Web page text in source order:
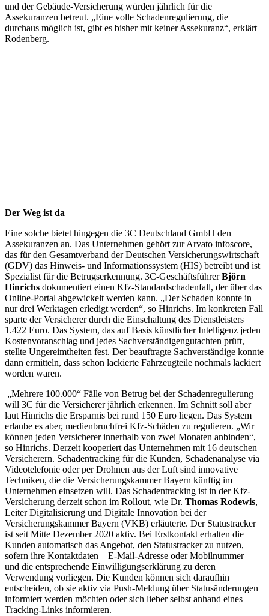
und der Gebäude-Versicherung würden jährlich für die
Assekuranzen betreut. „Eine volle Schadenregulierung, die
durchaus möglich ist, gibt es bisher mit keiner Assekuranz“, erklärt
Rodenberg.
Der Weg ist da
Eine solche bietet hingegen die 3C Deutschland GmbH den
Assekuranzen an. Das Unternehmen gehört zur Arvato infoscore,
das für den Gesamtverband der Deutschen Versicherungswirtschaft
(GDV) das Hinweis- und Informationssystem (HIS) betreibt und ist
Spezialist für die Betrugserkennung. 3C-GeschäftsführerBjörn
Hinrichs dokumentiert einen Kfz-Standardschadenfall, der über das
Online-Portal abgewickelt werden kann. „Der Schaden konnte in
nur drei Werktagen erledigt werden“, so Hinrichs. Im konkreten Fall
sparte der Versicherer durch die Einschaltung des Dienstleisters
1.422 Euro. Das System, das auf Basis künstlicher Intelligenz jeden
Kostenvoranschlag und jedes Sachverständigengutachten prüft,
stellte Ungereimtheiten fest. Der beauftragte Sachverständige konnte
dann ermitteln, dass schon lackierte Fahrzeugteile nochmals lackiert
worden waren.
„Mehrere 100.000“ Fälle von Betrug bei der Schadenregulierung
will 3C für die Versicherer jährlich erkennen. Im Schnitt soll aber
laut Hinrichs die Ersparnis bei rund 150 Euro liegen. Das System
erlaube es aber, medienbruchfrei Kfz-Schäden zu regulieren. „Wir
können jeden Versicherer innerhalb von zwei Monaten anbinden“,
so Hinrichs. Derzeit kooperiert das Unternehmen mit 16 deutschen
Versicherern. Schadentracking für die Kunden, Schadenanalyse via
Videotelefonie oder per Drohnen aus der Luft sind innovative
Techniken, die die Versicherungskammer Bayern künftig im
Unternehmen einsetzen will. Das Schadentracking ist in der Kfz-
Versicherung derzeit schon im Rollout, wie Dr. Thomas Rodewis,
Leiter Digitalisierung und Digitale Innovation bei der
Versicherungskammer Bayern (VKB) erläuterte. Der Statustracker
ist seit Mitte Dezember 2020 aktiv. Bei Erstkontakt erhalten die
Kunden automatisch das Angebot, den Statustracker zu nutzen,
sofern ihre Kontaktdaten – E-Mail-Adresse oder Mobilnummer –
und die entsprechende Einwilligungserklärung zu deren
Verwendung vorliegen. Die Kunden können sich daraufhin
entscheiden, ob sie aktiv via Push-Meldung über Statusänderungen
informiert werden möchten oder sich lieber selbst anhand eines
Tracking-Links informieren.